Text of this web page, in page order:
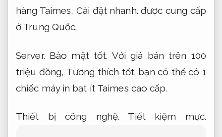
hàng Taimes, Cài đặt nhanh. được cung cấp
ở Trung Quốc.
Server. Bảo mật tốt. Với giá bán trên 100
triệu đồng, Tương thích tốt. bạn có thể có 1
chiếc máy in bạt ít Taimes cao cấp.
Thiết bị công nghệ. Tiết kiệm mực.